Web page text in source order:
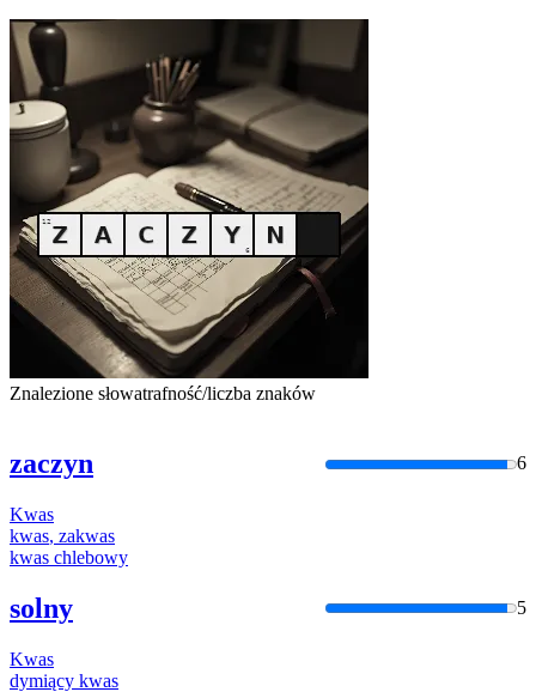
Znalezione słowatrafność/liczba znaków
zaczyn 6
Kwas
kwas, zakwas
kwas chlebowy
solny 5
Kwas
dymiący kwas